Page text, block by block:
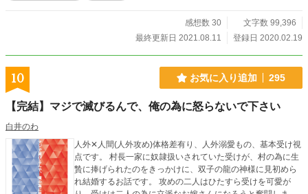
感想数 30
文字数 99,396
最終更新日 2021.08.11
登録日 2020.02.19
10 お気に入り追加 295
【完結】マジで滅びるんで、俺の為に怒らないで下さい
白井のわ
人外✕人間(人外攻め)体格差有り、人外溺愛もの、基本受け視
点です。 村長一家に奴隷扱いされていた受けが、村の為に生
贄に捧げられたのをきっかけに、双子の龍の神様に見初めら
れ結婚するお話です。 攻めの二人はひたすら受けを可愛が